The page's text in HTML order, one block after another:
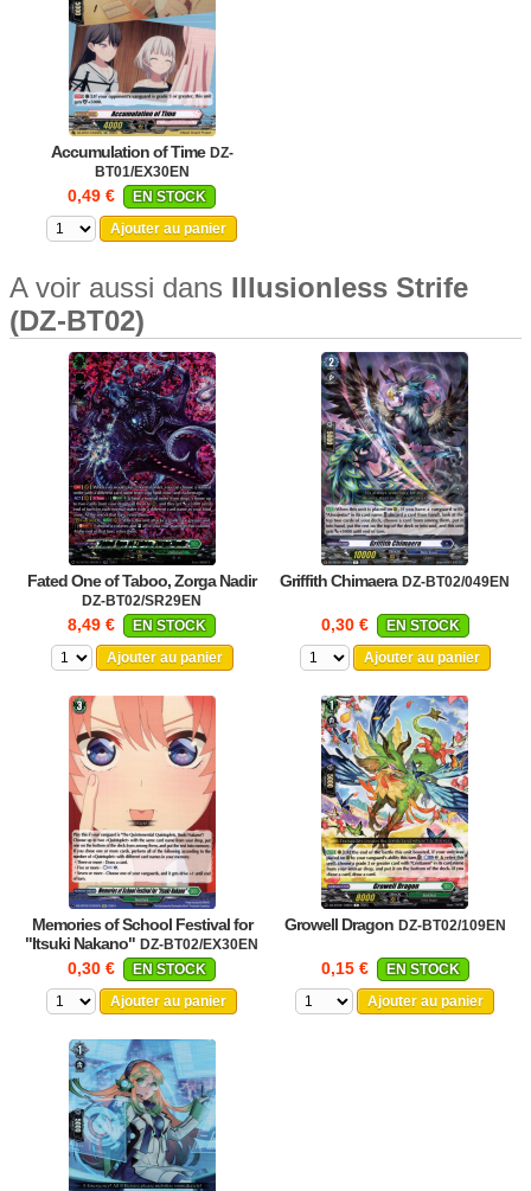
Accumulation of Time DZ-
BT01/EX30EN
0,49 €
EN STOCK
Ajouter au panier
A voir aussi dans Illusionless Strife
(DZ-BT02)
Fated One of Taboo, Zorga Nadir
DZ-BT02/SR29EN
8,49 €
EN STOCK
Ajouter au panier
Griffith Chimaera DZ-BT02/049EN
0,30 €
EN STOCK
Ajouter au panier
Memories of School Festival for
"Itsuki Nakano" DZ-BT02/EX30EN
0,30 €
EN STOCK
Ajouter au panier
Growell Dragon DZ-BT02/109EN
0,15 €
EN STOCK
Ajouter au panier